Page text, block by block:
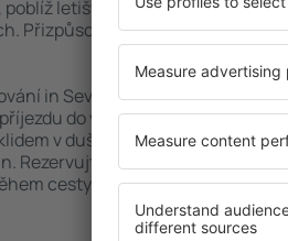
letiště i v méně
Přizpůsobte ubytování vašim
in Sevierville zarezervujete
do vaší destinace si budete
v duši a bez toho, abyste
Rezervujte si ubytování před
cesty si užijete uvolněnou